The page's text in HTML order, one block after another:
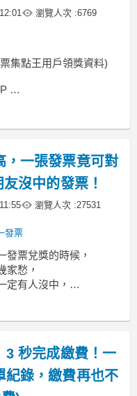
瀏覽人次 :6769
集點王用戶領獎資料)
再多一次中獎的機會，
，萬元大獎等你帶回
，一張發票竟可對
沒中的發票！
瀏覽人次 :27531
發票
發票兌獎的時候，
家愁，
定有人沒中，
提高中獎率呢？( 吶喊 )
3 秒完成繳費！一
紀錄，繳費再也不